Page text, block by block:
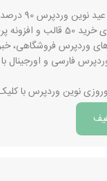
90 درصد تخفیف بگیرید
معتبر است
وردپرس فروشگاهی،
فارسی و اورجینال
نوین وردپرس با